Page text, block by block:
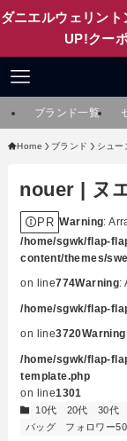
ダニエルウェリン
UP!クー
ブランド一覧
Home ブランド シュー
nouer | ヌ
PR Warning:
/home/sgwk/flap-
content/themes/
on line774Warning:
/home/sgwk/flap-
on line3720Warning
/home/sgwk/flap-
template.php
on line1301
10代 20代 30代
バッグ
フォロワー